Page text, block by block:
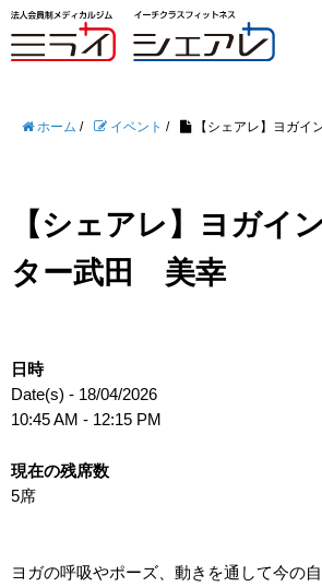
ホーム / イベント / 【シェアレ】ヨガイ
【シェアレ】ヨガイ
ター武田 美幸
日時
Date(s) - 18/04/2026
10:45 AM - 12:15 PM
現在の残席数
5席
ヨガの呼吸やポーズ、動きを通して今の